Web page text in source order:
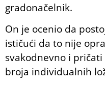
gradonačelnik.
On je ocenio da
ističući da to nije
svakodnevno i
broja individualnih